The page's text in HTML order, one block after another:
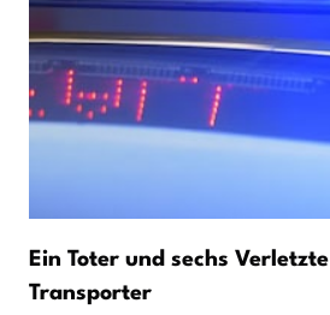
Ein Toter und sechs
Transporter